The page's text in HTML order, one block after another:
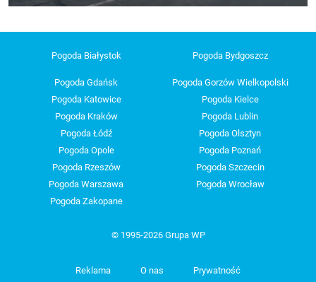
Pogoda Białystok Pogoda Bydgoszcz
Pogoda Gdańsk
Pogoda Gorzów Wielkopolski
Pogoda Katowice
Pogoda Kielce
Pogoda Kraków
Pogoda Lublin
Pogoda Łódź
Pogoda Olsztyn
Pogoda Opole
Pogoda Poznań
Pogoda Rzeszów
Pogoda Szczecin
Pogoda Warszawa
Pogoda Wrocław
Pogoda Zakopane
© 1995-2026 Grupa WP
Reklama O nas Prywatność